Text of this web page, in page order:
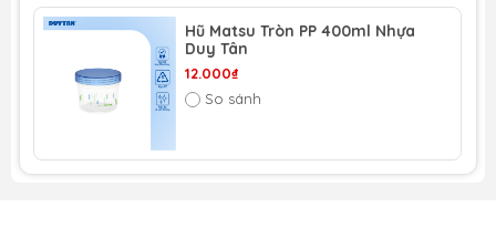
Hũ Matsu Tròn PP 400ml Nhựa
Duy Tân
12.000₫
So sánh